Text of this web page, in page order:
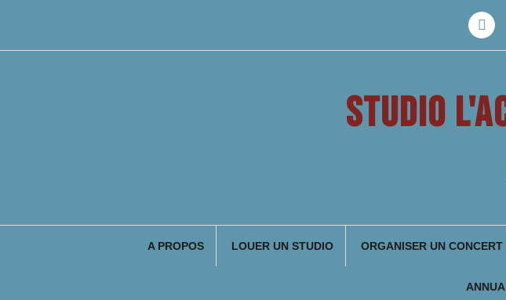
STUDIO
A PROPOS LOUER UN STUDIO ORGANISER UN CONCERT